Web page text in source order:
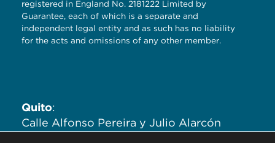
registered in England No. 2181222 Limited by
Guarantee, each of which is a separate and
independent legal entity and as such has no liability
for the acts and omissions of any other member.
Quito:
Calle Alfonso Pereira y Julio Alarcón